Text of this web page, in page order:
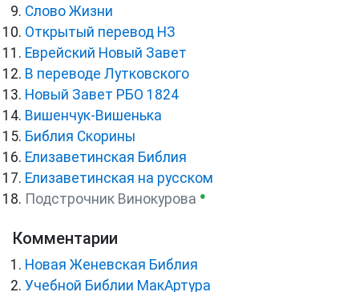
Слово Жизни
Открытый перевод НЗ
Еврейский Новый Завет
В переводе Лутковского
Новый Завет РБО 1824
Вишенчук-Вишенька
Библия Скорины
Елизаветинская Библия
Елизаветинская на русском
Подстрочник Винокурова ●
Комментарии
Новая Женевская Библия
Учебной Библии МакАртура